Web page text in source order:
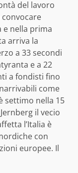
del lavoro
e nella prima
arriva la
a 33 secondi
e a 22
a fondisti fino
come
settimo nella 15
il vecio
l’Italia è
con
europee. Il